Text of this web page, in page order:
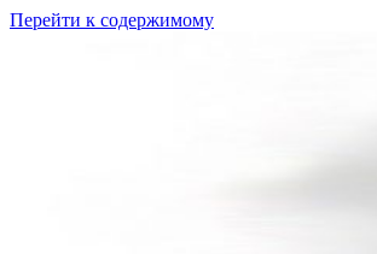
Перейти к содержимому